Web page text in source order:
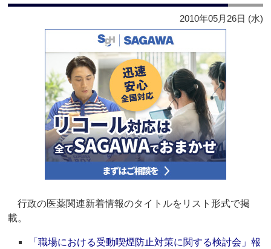
2010年05月26日 (水)
行政の医薬関連新着情報のタイトルをリスト形式で掲
載。
「職場における受動喫煙防止対策に関する検討会」報